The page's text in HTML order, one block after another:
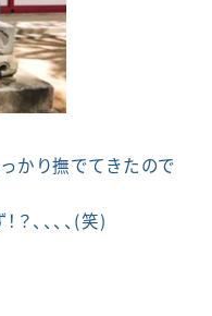
かり撫でてきたので
、、、、(笑)